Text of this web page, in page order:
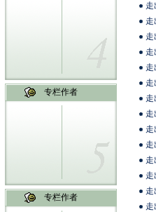
专栏作者
专栏作者
走
走
走
走
走
走
走
走
走
走
走
走
走
走